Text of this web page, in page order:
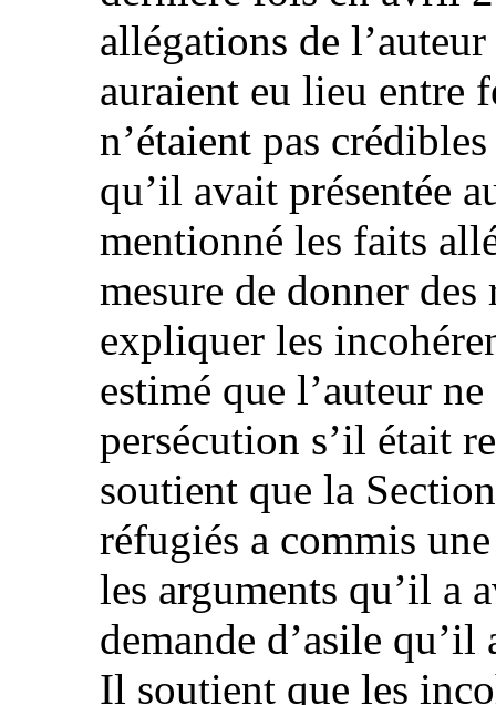
allégations de
auraient eu lieu entre
n’étaient pas
qu’il avait présentée
mentionné les faits
mesure de donner
expliquer les
estimé que l’auteur
persécution s’il était
soutient que la
réfugiés a commis
les arguments qu’il a
demande d’asile
Il soutient que les